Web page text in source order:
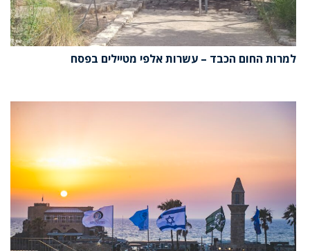
למרות החום הכבד – עשרות אלפי מטיילים בפסח